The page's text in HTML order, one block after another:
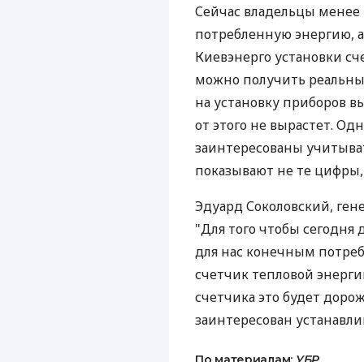
Сейчас владельцы менее
потребленную энергию,
Киевэнерго установки
можно получить
на установку приборов
от этого не вырастет.
заинтересованы
показывают не те
Эдуард Соколовский,
"Для того чтобы сегодня
для нас конечным
счетчик тепловой
счетчика это будет
заинтересован